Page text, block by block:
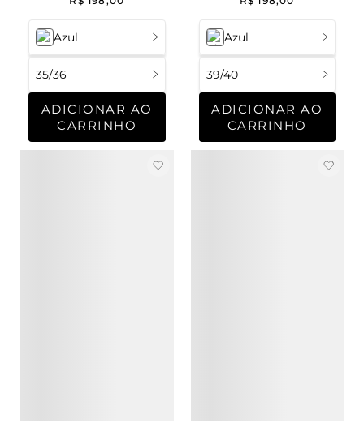
Azul
35/36
ADICIONAR AO
CARRINHO
Azul
39/40
ADICIONAR AO
CARRINHO